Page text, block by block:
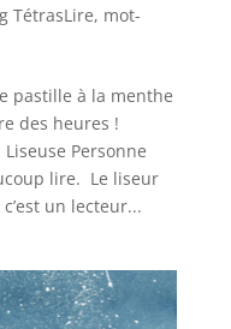
TétrasLire, mot-
pastille à la menthe
des heures !
Personne
lire. Le liseur
un lecteur...